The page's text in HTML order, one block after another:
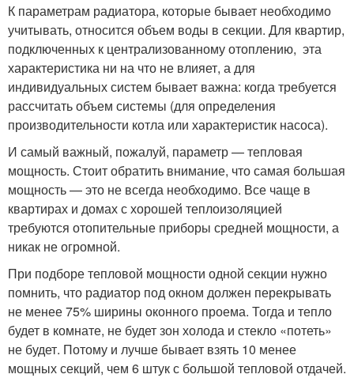
К параметрам радиатора, которые бывает необходимо
учитывать, относится объем воды в секции. Для квартир,
подключенных к централизованному отоплению, эта
характеристика ни на что не влияет, а для
индивидуальных систем бывает важна: когда требуется
рассчитать объем системы (для определения
производительности котла или характеристик насоса).
И самый важный, пожалуй, параметр — тепловая
мощность. Стоит обратить внимание, что самая большая
мощность — это не всегда необходимо. Все чаще в
квартирах и домах с хорошей теплоизоляцией
требуются отопительные приборы средней мощности, а
никак не огромной.
При подборе тепловой мощности одной секции нужно
помнить, что радиатор под окном должен перекрывать
не менее 75% ширины оконного проема. Тогда и тепло
будет в комнате, не будет зон холода и стекло «потеть»
не будет. Потому и лучше бывает взять 10 менее
мощных секций, чем 6 штук с большой тепловой отдачей.